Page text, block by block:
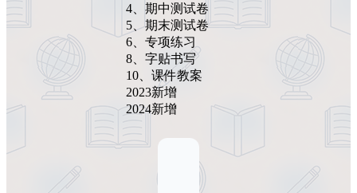
4、期中测试卷
5、期末测试卷
6、专项练习
8、字贴书写
10、课件教案
2023新增
2024新增